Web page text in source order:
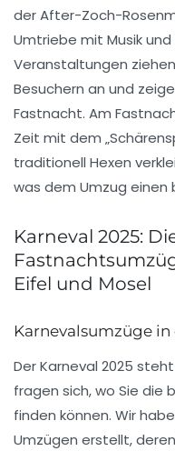
der After-Zoch-
Umtriebe mit Musik
Veranstaltungen
Besuchern an und
Fastnacht. Am
Zeit mit dem
traditionell Hexen
was dem Umzug einen
Karneval 2025:
Eifel und Mosel
Karnevalsumzüge
DerKarneval 2025
fragen sich, wo Sie die
finden können. Wir
Umzügen erstellt,